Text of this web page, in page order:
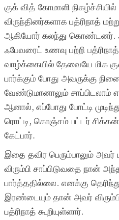
குக் வித் கோமாளி நிகழ்ச்சியில்
விருந்தினர்களாக பத்ரிநாத்
ஆகியோர் கலந்து கொண்டனர்.
ஃபேவரைட் உணவு பற்றி
வாழ்க்கையில் தேவையே மிக
பார்க்கும் போது அவருக்கு
வேண்டுமானாலும்
ஆனால், எப்போது போட்டி
ரொட்டி, கொஞ்சம் பட்டர்
கேட்பார்.
இதை தவிர பெரும்பாலும்
விரும்பி சாப்பிடுவதை நான்
பார்த்ததில்லை. எனக்கு
இரண்டையும் தான் அவர்
பத்ரிநாத் கூறியுள்ளார்.